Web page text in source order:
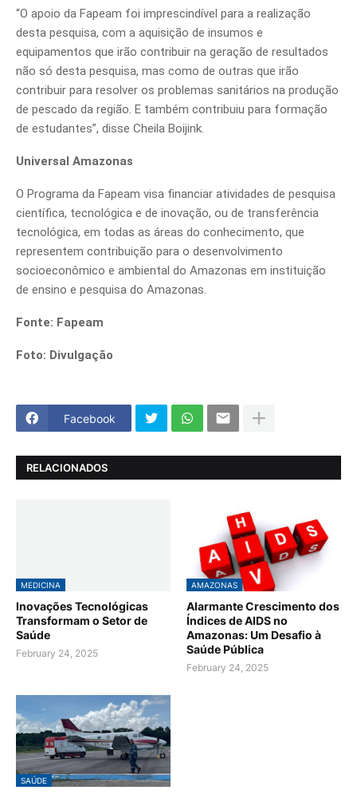
“O apoio da Fapeam foi imprescindível para a realização
desta pesquisa, com a aquisição de insumos e
equipamentos que irão contribuir na geração de resultados
não só desta pesquisa, mas como de outras que irão
contribuir para resolver os problemas sanitários na produção
de pescado da região. E também contribuiu para formação
de estudantes”, disse Cheila Boijink.
Universal Amazonas
O Programa da Fapeam visa financiar atividades de pesquisa
científica, tecnológica e de inovação, ou de transferência
tecnológica, em todas as áreas do conhecimento, que
representem contribuição para o desenvolvimento
socioeconômico e ambiental do Amazonas em instituição
de ensino e pesquisa do Amazonas.
Fonte: Fapeam
Foto: Divulgação
Facebook
RELACIONADOS
MEDICINA
Inovações Tecnológicas
Transformam o Setor de
Saúde
February 24, 2025
AMAZONAS
Alarmante Crescimento dos
Índices de AIDS no
Amazonas: Um Desafio à
Saúde Pública
February 24, 2025
SAÚDE